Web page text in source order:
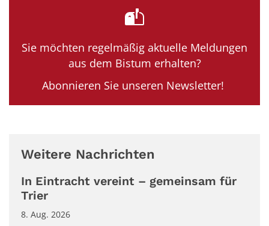
Sie möchten regelmäßig aktuelle Meldungen
aus dem Bistum erhalten?
Abonnieren Sie unseren Newsletter!
Weitere Nachrichten
In Eintracht vereint – gemeinsam für
Trier
8. Aug. 2026